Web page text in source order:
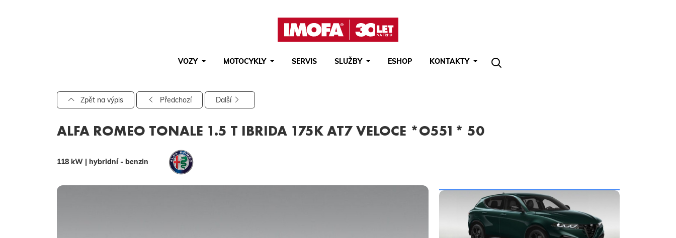
VOZY MOTOCYKLY SERVIS SLUŽBY ESHOP
KONTAKTY
Pro vyhledávání zadejte alespoň 3 znaky.
Zpět na výpis Předchozí Další
ALFA ROMEO TONALE 1.5 T IBRIDA 175K AT7 VELOCE *O551* 50
118 kW | hybridní - benzin